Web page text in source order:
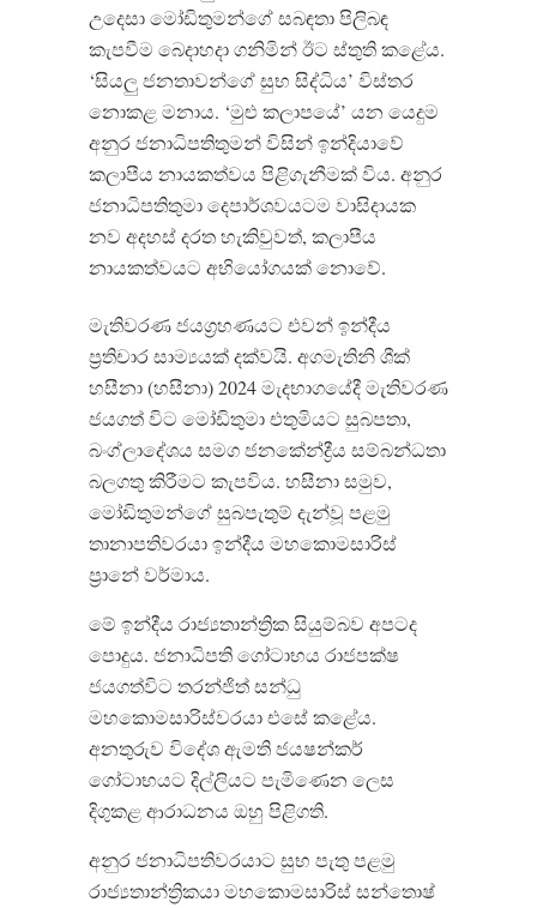
උදෙසා මෝඩිතුමන්ගේ සබඳතා පිලිබඳ
කැපවීම බෙදාහදා ගනිමින් ඊට ස්තුති කළේය.
‘සියලු ජනතාවන්ගේ සුභ සිද්ධිය’ විස්තර
නොකළ මනාය. ‘මුළු කලාපයේ’ යන යෙදුම
අනුර ජනාධිපතිතුමන් විසින් ඉන්දියාවේ
කලාපීය නායකත්වය පිළිගැනීමක් විය. අනුර
ජනාධිපතිතුමා දෙපාර්ශවයටම වාසිදායක
නව අදහස් දරත හැකිවුවත්, කලාපීය
නායකත්වයට අභියෝගයක් නොවේ.
මැතිවරණ ජයග්‍රහණයට එවන් ඉන්දීය
ප්‍රතිචාර සාම්‍යයක් දක්වයි. අගමැතිනි ශීක්
හසීනා(හසීනා) 2024මැදභාගයේදී මැතිවරණ
ජයගත් විට මෝඩිතුමා එතුමියට සුබපතා,
බංග්ලාදේශය සමග ජනකේන්ද්‍රීය සම්බන්ධතා
බලගතු කිරීමට කැපවිය. හසීනා සමුව,
මෝඩිතුමන්ගේ සුබපැතුම් දැන්වූ පළමු
තානාපතිවරයා ඉන්දීය මහකොමසාරිස්
ප්‍රානේ වර්මාය.
මේ ඉන්දීය රාජ්‍යතාන්ත්‍රික සියුම්බව අපටද
පොදුය. ජනාධිපති ගෝටාභය රාජපක්ෂ
ජයගත්විට තරන්ජිත් සන්ධු
මහකොමසාරිස්වරයා එසේ කළේය.
අනතුරුව විදේශ ඇමති ජයෂන්කර්
ගෝටාභයට දිල්ලියට පැමිණෙන ලෙස
දිගුකළ ආරාධනය ඔහු පිළිගති.
අනුර ජනාධිපතිවරයාට සුභ පැතු පළමු
රාජ්‍යතාන්ත්‍රිකයා මහකොමසාරිස් සන්තොෂ්